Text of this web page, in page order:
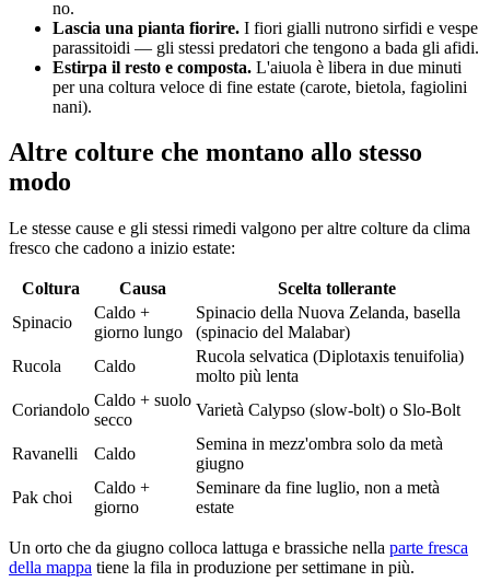
no.
Lascia una pianta fiorire. I fiori gialli nutrono sirfidi e vespe
parassitoidi — gli stessi predatori che tengono a bada gli afidi.
Estirpa il resto e composta. L'aiuola è libera in due minuti
per una coltura veloce di fine estate (carote, bietola, fagiolini
nani).
Altre colture che montano allo stesso
modo
Le stesse cause e gli stessi rimedi valgono per altre colture da clima
fresco che cadono a inizio estate:
Coltura Causa
Scelta tollerante
Spinacio
Caldo +
giorno lungo
Spinacio della Nuova Zelanda, basella
(spinacio del Malabar)
Rucola
Caldo
Rucola selvatica (Diplotaxis tenuifolia)
molto più lenta
Coriandolo
Caldo + suolo
secco
Varietà Calypso (slow-bolt) o Slo-Bolt
Ravanelli Caldo
Semina in mezz'ombra solo da metà
giugno
Pak choi
Caldo +
giorno
Seminare da fine luglio, non a metà
estate
Un orto che da giugno colloca lattuga e brassiche nella parte fresca
della mappa tiene la fila in produzione per settimane in più.